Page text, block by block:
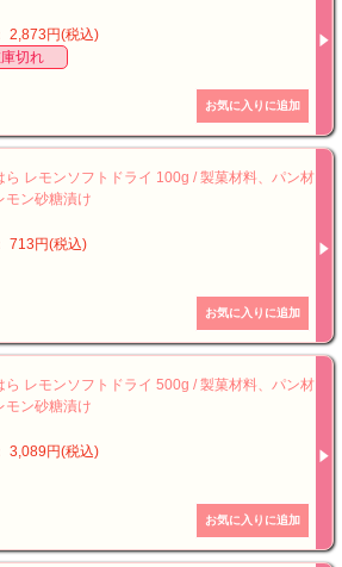
2,873円(税込)
切れ
ら レモンソフトドライ 100g / 製菓材料、パン材
モン砂糖漬け
713円(税込)
ら レモンソフトドライ 500g / 製菓材料、パン材
モン砂糖漬け
3,089円(税込)